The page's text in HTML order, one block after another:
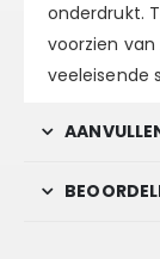
onderdrukt.
voorzien van
veeleisende